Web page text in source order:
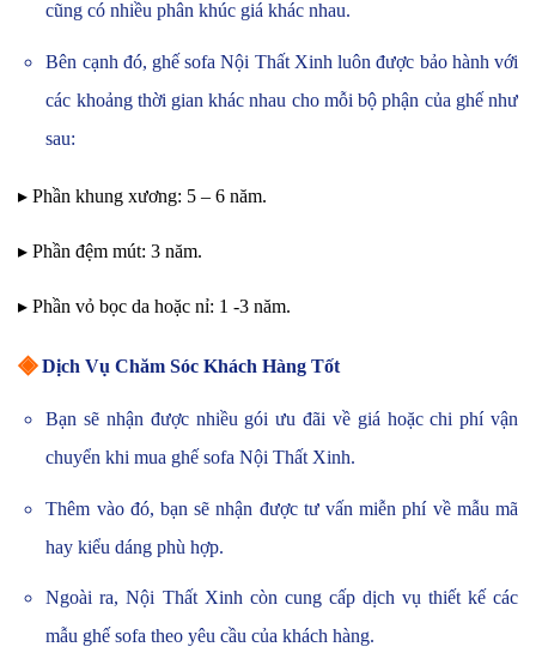
cũng có nhiều phân khúc giá khác nhau.
Bên cạnh đó, ghế sofa Nội Thất Xinh luôn được bảo hành với
các khoảng thời gian khác nhau cho mỗi bộ phận của ghế như
sau:
▸ Phần khung xương: 5 – 6 năm.
▸ Phần đệm mút: 3 năm.
▸ Phần vỏ bọc da hoặc nỉ: 1 -3 năm.
◈ Dịch Vụ Chăm Sóc Khách Hàng Tốt
Bạn sẽ nhận được nhiều gói ưu đãi về giá hoặc chi phí vận
chuyển khi mua ghế sofa Nội Thất Xinh.
Thêm vào đó, bạn sẽ nhận được tư vấn miễn phí về mẫu mã
hay kiểu dáng phù hợp.
Ngoài ra, Nội Thất Xinh còn cung cấp dịch vụ thiết kế các
mẫu ghế sofa theo yêu cầu của khách hàng.